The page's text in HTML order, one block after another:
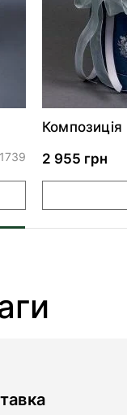
2 955 грн